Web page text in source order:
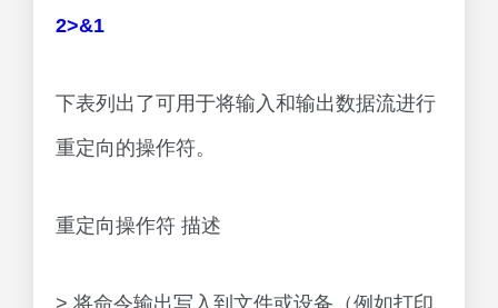
2>&1
下表列出了可用于将输入和输出数据流进行
重定向的操作符。
重定向操作符 描述
> 将命令输出写入到文件或设备（例如打印